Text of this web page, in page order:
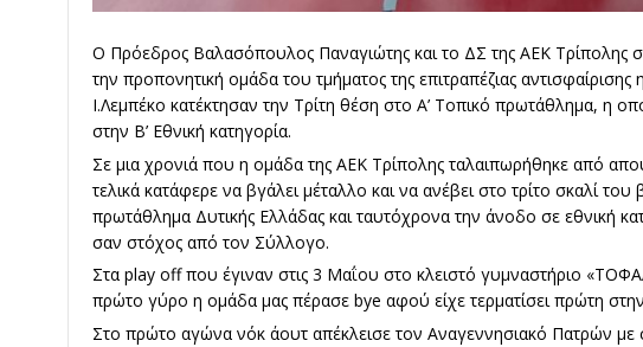
Ο Πρόεδρος Βαλασόπουλος Παναγιώτης και το ΔΣ της ΑΕΚ Τρίπολης
την προπονητική ομάδα του τμήματος της επιτραπέζιας
Ι.Λεμπέκο κατέκτησαν την Τρίτη θέση στο Α’ Τοπικό πρωτάθλημα, η
στην Β’ Εθνική κατηγορία.
Σε μια χρονιά που η ομάδα της ΑΕΚ Τρίπολης ταλαιπωρήθηκε από
τελικά κατάφερε να βγάλει μέταλλο και να ανέβει στο τρίτο σκαλί
πρωτάθλημα Δυτικής Ελλάδας και ταυτόχρονα την άνοδο σε εθνική
σαν στόχος από τον Σύλλογο.
Στα play off που έγιναν στις 3 Μαΐου στο κλειστό γυμναστήριο
πρώτο γύρο η ομάδα μας πέρασε bye αφού είχε τερματίσει πρώτη
Στο πρώτο αγώνα νόκ άουτ απέκλεισε τον Αναγεννησιακό Πατρών